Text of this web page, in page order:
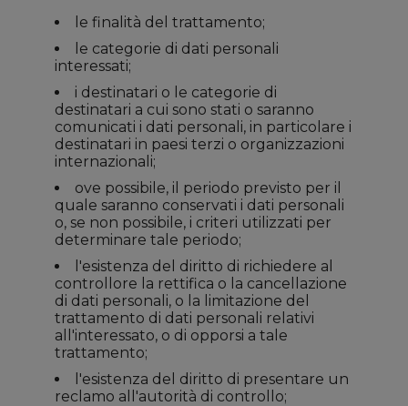
le finalità del trattamento;
le categorie di dati personali
interessati;
i destinatari o le categorie di
destinatari a cui sono stati o saranno
comunicati i dati personali, in particolare i
destinatari in paesi terzi o organizzazioni
internazionali;
ove possibile, il periodo previsto per il
quale saranno conservati i dati personali
o, se non possibile, i criteri utilizzati per
determinare tale periodo;
l'esistenza del diritto di richiedere al
controllore la rettifica o la cancellazione
di dati personali, o la limitazione del
trattamento di dati personali relativi
all'interessato, o di opporsi a tale
trattamento;
l'esistenza del diritto di presentare un
reclamo all'autorità di controllo;